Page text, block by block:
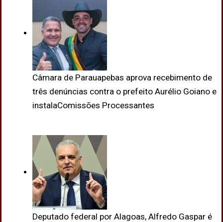
Câmara de Parauapebas aprova recebimento de
três denúncias contra o prefeito Aurélio Goiano e
instalaComissões Processantes
Deputado federal por Alagoas, Alfredo Gaspar é